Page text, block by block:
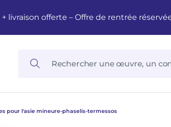
livraison offerte – Offre de rentrée
pour l'asie mineure-phaselis-termessos